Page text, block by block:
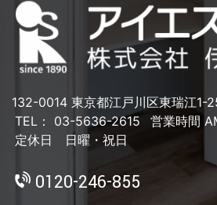
132-0014 東京都江戸川区東瑞江1-
TEL： 03-5636-2615
営業時間
定休日 日曜・祝日
0120-246-855